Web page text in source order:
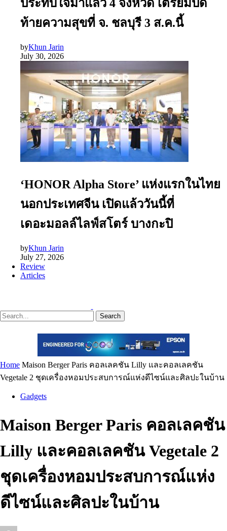
ประทับใจมาแล้ว 4 จังหวัด เตรียมปิด
ท้ายความสุขที่ จ. ชลบุรี 3 ส.ค.นี้
byKhun Jarin
July 30, 2026
‘HONOR Alpha Store’ แห่งแรกในไทย
นอกประเทศจีน เปิดแล้ววันนี้ที่
เดอะมอลล์ไลฟ์สโตร์ บางกะปิ
byKhun Jarin
July 27, 2026
Review
Articles
Search
Home Maison Berger Paris คอลเลคชัน Lilly และคอลเลคชัน
Vegetale 2 ชุดเครื่องหอมประสบการณ์แห่งดีไซน์และศิลปะในบ้าน
Gadgets
Maison Berger Paris คอลเลคชัน
Lilly และคอลเลคชัน Vegetale 2
ชุดเครื่องหอมประสบการณ์แห่ง
ดีไซน์และศิลปะในบ้าน